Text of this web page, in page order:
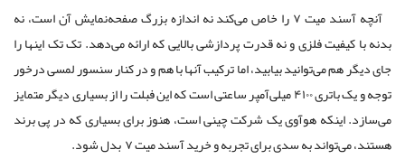
آنچه آسند میت ۷ را خاص می‌کند نه اندازه بزرگ صفحه‌نمایش آن است، نه
بدنه با کیفیت فلزی و نه قدرت پردازشی بالایی که ارائه می‌دهد. تک تک اینها را
جای دیگر هم می‌توانید بیابید، اما ترکیب آنها با هم و در کنار سنسور لمسی درخور
توجه و یک باتری ۴۱۰۰ میلی‌آمپر ساعتی است که این فبلت را از بسیاری دیگر متمایز
می‌سازد. اینکه هوآوی یک شرکت چینی است، هنوز برای بسیاری که در پی برند
هستند، می‌تواند به سدی برای تجربه و خرید آسند میت ۷ بدل شود.